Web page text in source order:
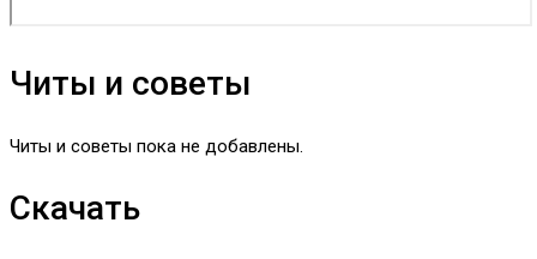
Читы и советы
Читы и советы пока не добавлены.
Скачать